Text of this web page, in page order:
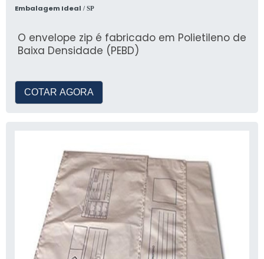
Embalagem Ideal / SP
O envelope zip é fabricado em Polietileno de
Baixa Densidade (PEBD)
COTAR AGORA